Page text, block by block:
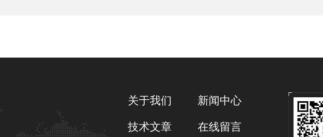
关于我们 新闻中心
技术文章 在线留言